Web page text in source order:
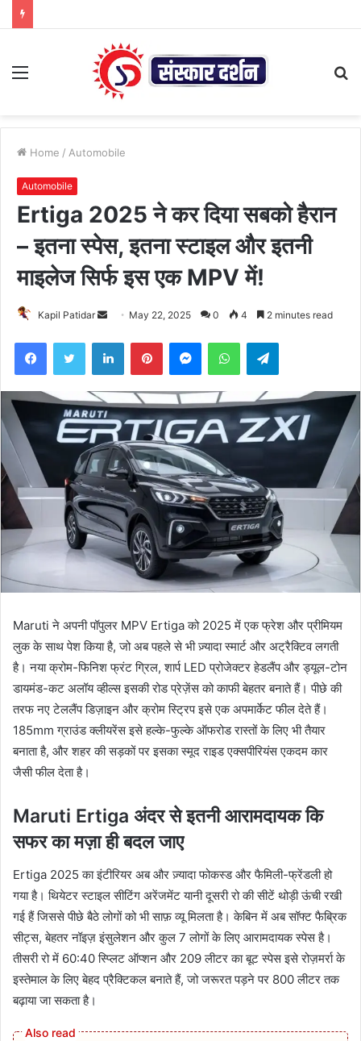
Menu
Home / Automobile
Automobile
Ertiga 2025 ने कर दिया सबको हैरान
– इतना स्पेस, इतना स्टाइल और इतनी
माइलेज सिर्फ इस एक MPV में!
Kapil Patidar
Send May 22, 2025 0 4 2 minutes read
FacebookTwitter LinkedInPinterestMessengerWhatsAppTelegram
Maruti ने अपनी पॉपुलर MPV Ertiga को 2025 में एक फ्रेश और प्रीमियम
लुक के साथ पेश किया है, जो अब पहले से भी ज़्यादा स्मार्ट और अट्रैक्टिव लगती
है। नया क्रोम-फिनिश फ्रंट ग्रिल, शार्प LED प्रोजेक्टर हेडलैंप और ड्यूल-टोन
डायमंड-कट अलॉय व्हील्स इसकी रोड प्रेज़ेंस को काफी बेहतर बनाते हैं। पीछे की
तरफ नए टेललैंप डिज़ाइन और क्रोम स्ट्रिप इसे एक अपमार्केट फील देते हैं।
185mm ग्राउंड क्लीयरेंस इसे हल्के-फुल्के ऑफरोड रास्तों के लिए भी तैयार
बनाता है, और शहर की सड़कों पर इसका स्मूद राइड एक्सपीरियंस एकदम कार
जैसी फील देता है।
Maruti Ertiga अंदर से इतनी आरामदायक कि
सफर का मज़ा ही बदल जाए
Ertiga 2025 का इंटीरियर अब और ज़्यादा फोकस्ड और फैमिली-फ्रेंडली हो
गया है। थियेटर स्टाइल सीटिंग अरेंजमेंट यानी दूसरी रो की सीटें थोड़ी ऊंची रखी
गई हैं जिससे पीछे बैठे लोगों को भी साफ़ व्यू मिलता है। केबिन में अब सॉफ्ट फैब्रिक
सीट्स, बेहतर नॉइज़ इंसुलेशन और कुल 7 लोगों के लिए आरामदायक स्पेस है।
तीसरी रो में 60:40 स्प्लिट ऑप्शन और 209 लीटर का बूट स्पेस इसे रोज़मर्रा के
इस्तेमाल के लिए बेहद प्रैक्टिकल बनाते हैं, जो जरूरत पड़ने पर 800 लीटर तक
बढ़ाया जा सकता है।